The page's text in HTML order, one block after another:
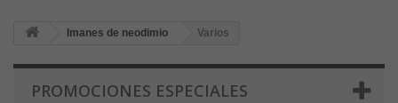
Imanes de neodimio Varios
PROMOCIONES ESPECIALES